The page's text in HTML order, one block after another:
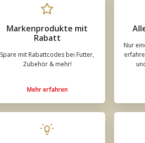
Markenprodukte mit
Rabatt
Spare mit Rabattcodes bei Futter,
Zubehör & mehr!
Mehr erfahren
Nur